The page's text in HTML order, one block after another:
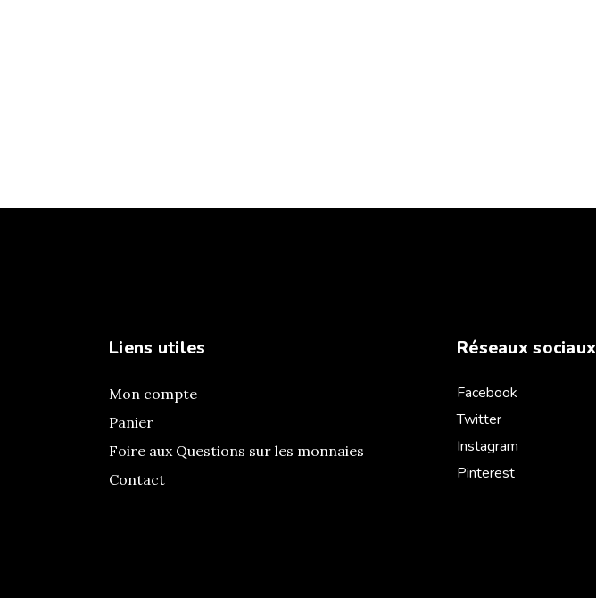
Liens utiles
Mon compte
Panier
Foire aux Questions sur les monnaies
Contact
Réseaux sociaux
Facebook
Twitter
Instagram
Pinterest